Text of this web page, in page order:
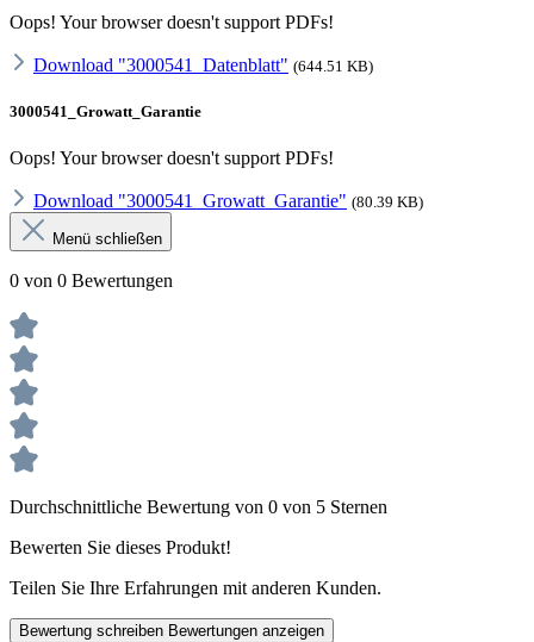
Oops! Your browser doesn't support PDFs!
Download "3000541_Datenblatt" (644.51 KB)
3000541_Growatt_Garantie
Oops! Your browser doesn't support PDFs!
Download "3000541_Growatt_Garantie" (80.39 KB)
Menü schließen
0 von 0 Bewertungen
Durchschnittliche Bewertung von 0 von 5 Sternen
Bewerten Sie dieses Produkt!
Teilen Sie Ihre Erfahrungen mit anderen Kunden.
Bewertung schreiben Bewertungen anzeigen